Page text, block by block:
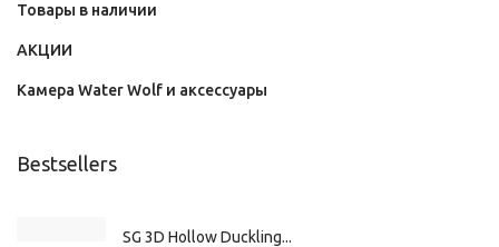
Товары в наличии
АКЦИИ
Камера Water Wolf и аксессуары
Bestsellers
SG 3D Hollow Duckling...